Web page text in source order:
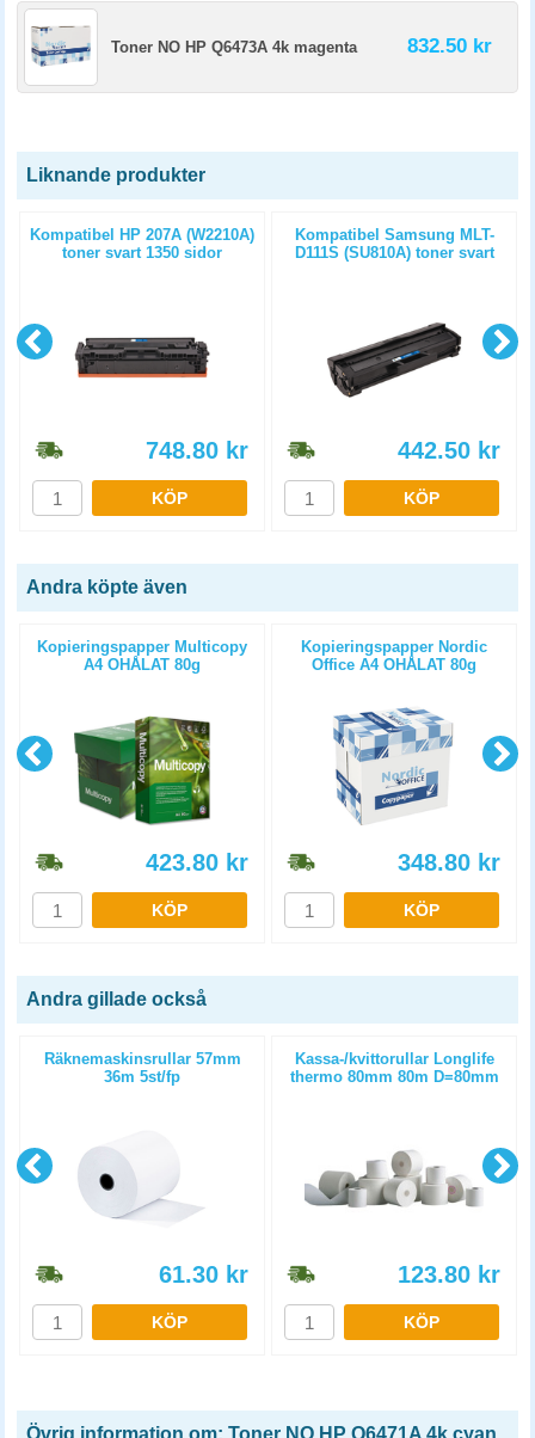
Toner NO HP Q6473A 4k magenta 832.50 kr
Liknande produkter
Kompatibel HP 207A (W2210A)
toner svart 1350 sidor
748.80 kr
KÖP
Kompatibel Samsung MLT-
D111S (SU810A) toner svart
442.50 kr
KÖP
Andra köpte även
Kopieringspapper Multicopy
A4 OHÅLAT 80g
423.80 kr
KÖP
Kopieringspapper Nordic
Office A4 OHÅLAT 80g
348.80 kr
KÖP
Andra gillade också
Räknemaskinsrullar 57mm
36m 5st/fp
61.30 kr
KÖP
Kassa-/kvittorullar Longlife
thermo 80mm 80m D=80mm
123.80 kr
KÖP
Övrig information om: Toner NO HP Q6471A 4k cyan